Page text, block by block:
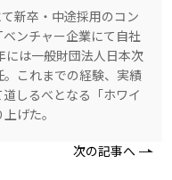
新卒・中途採用のコン
ンチャー企業にて自社
は一般財団法人日本次
これまでの経験、実績
しるべとなる「ホワイ
げた。
次の記事へ